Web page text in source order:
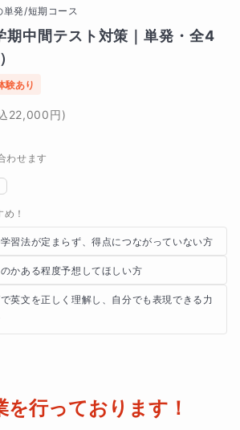
単発/短期コース
期中間テスト対策｜単発・全4
験あり
22,000円)
わせます
！
習法が定まらず、得点につながっていない方
かある程度予想してほしい方
英文を正しく理解し、自分でも表現できる力
を行っております！